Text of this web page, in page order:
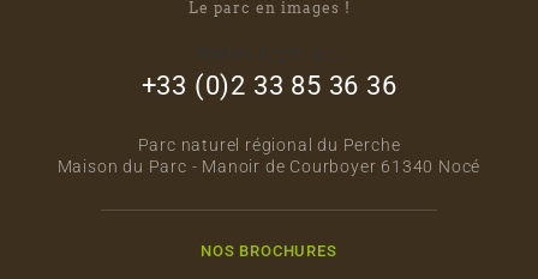
Le parc en images !
+33 (0)2 33 85 36 36
Parc naturel régional du Perche
Maison du Parc - Manoir de Courboyer 61340 Nocé
NOS BROCHURES